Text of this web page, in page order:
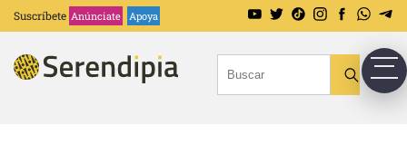
Suscríbete Anúnciate Apoya